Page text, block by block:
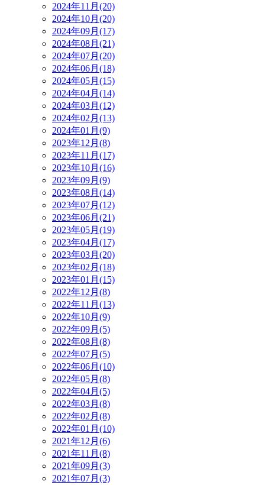
2024年11月(20)
2024年10月(20)
2024年09月(17)
2024年08月(21)
2024年07月(20)
2024年06月(18)
2024年05月(15)
2024年04月(14)
2024年03月(12)
2024年02月(13)
2024年01月(9)
2023年12月(8)
2023年11月(17)
2023年10月(16)
2023年09月(9)
2023年08月(14)
2023年07月(12)
2023年06月(21)
2023年05月(19)
2023年04月(17)
2023年03月(20)
2023年02月(18)
2023年01月(15)
2022年12月(8)
2022年11月(13)
2022年10月(9)
2022年09月(5)
2022年08月(8)
2022年07月(5)
2022年06月(10)
2022年05月(8)
2022年04月(5)
2022年03月(8)
2022年02月(8)
2022年01月(10)
2021年12月(6)
2021年11月(8)
2021年09月(3)
2021年07月(3)